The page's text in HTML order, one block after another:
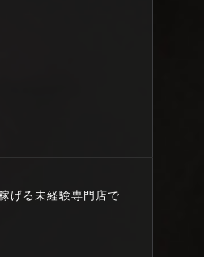
げる未経験専門店で